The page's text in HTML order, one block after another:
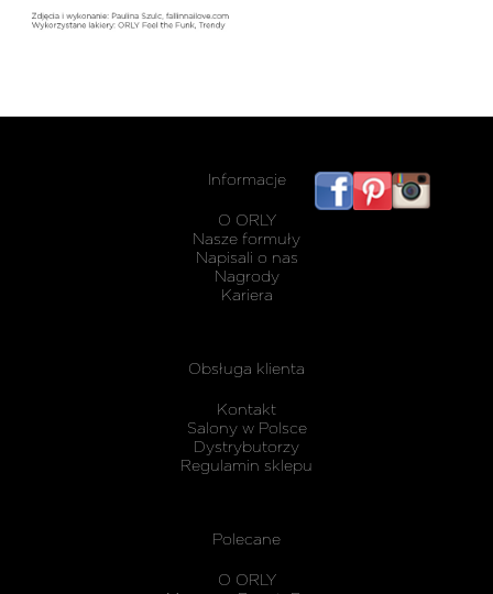
Informacje
O ORLY
Nasze formuły
Napisali o nas
Nagrody
Kariera
Obsługa klienta
Kontakt
Salony w Polsce
Dystrybutorzy
Regulamin sklepu
Polecane
O ORLY